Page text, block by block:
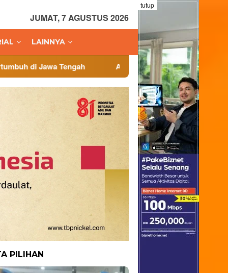
tutup
JUMAT, 7 AGUSTUS 2026
LAINNYA
Administrasi Veteran Jadi Fokus, Badan Cadangan
PILIHAN